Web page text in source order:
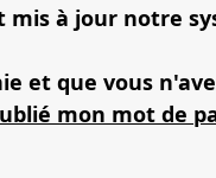
à jour notre
et que vous
mon mot de